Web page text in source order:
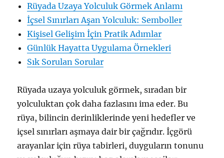
Rüyada Uzaya Yolculuk Görmek Anlamı
İçsel Sınırları Aşan Yolculuk: Semboller
Kişisel Gelişim İçin Pratik Adımlar
Günlük Hayatta Uygulama Örnekleri
Sık Sorulan Sorular
Rüyada uzaya yolculuk görmek, sıradan bir
yolculuktan çok daha fazlasını ima eder. Bu
rüya, bilincin derinliklerinde yeni hedefler ve
içsel sınırları aşmaya dair bir çağrıdır. İçgörü
arayanlar için rüya tabirleri, duyguların tonunu